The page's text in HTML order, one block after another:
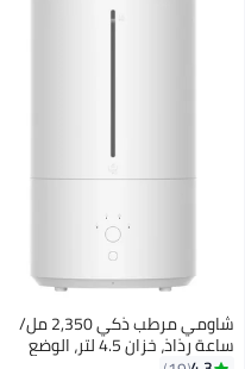
شاومي مرطب ذكي 2,350 مل/
ساعة رذاذ، خزان 4.5 لتر، الوضع